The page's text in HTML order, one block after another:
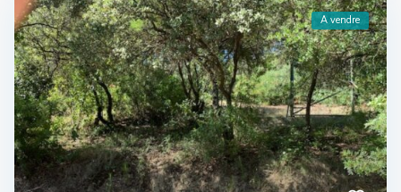
A vendre